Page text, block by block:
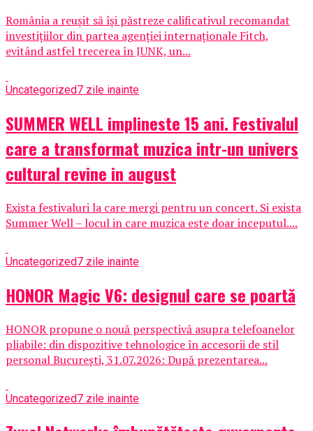
România a reușit să își păstreze calificativul recomandat
investițiilor din partea agenției internaționale Fitch,
evitând astfel trecerea în JUNK, un...
Uncategorized7 zile inainte
SUMMER WELL implineste 15 ani. Festivalul
care a transformat muzica intr-un univers
cultural revine in august
Exista festivaluri la care mergi pentru un concert. Si exista
Summer Well – locul in care muzica este doar inceputul....
Uncategorized7 zile inainte
HONOR Magic V6: designul care se poartă
HONOR propune o nouă perspectivă asupra telefoanelor
pliabile: din dispozitive tehnologice în accesorii de stil
personal București, 31.07.2026: După prezentarea...
Uncategorized7 zile inainte